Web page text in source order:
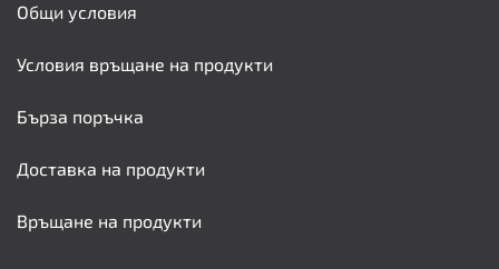
Общи условия
Условия връщане на продукти
Бърза поръчка
Доставка на продукти
Връщане на продукти